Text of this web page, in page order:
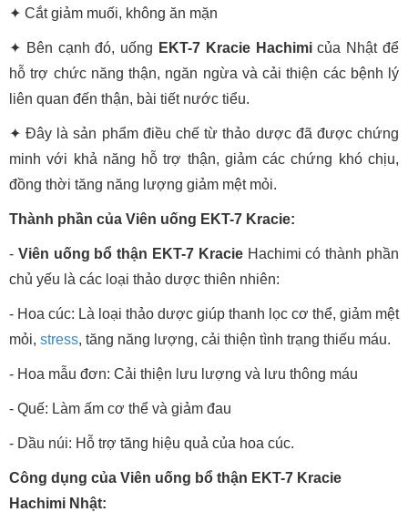
✦ Cắt giảm muối, không ăn mặn
✦ Bên cạnh đó, uống EKT-7 Kracie Hachimicủa Nhật để
hỗ trợ chức năng thận, ngăn ngừa và cải thiện các bệnh lý
liên quan đến thận, bài tiết nước tiểu.
✦ Đây là sản phẩm điều chế từ thảo dược đã được chứng
minh với khả năng hỗ trợ thận, giảm các chứng khó chịu,
đồng thời tăng năng lượng giảm mệt mỏi.
Thành phần của Viên uống EKT-7 Kracie:
- Viên uống bổ thận EKT-7 KracieHachimi có thành phần
chủ yếu là các loại thảo dược thiên nhiên:
- Hoa cúc: Là loại thảo dược giúp thanh lọc cơ thể, giảm mệt
mỏi, stress, tăng năng lượng, cải thiện tình trạng thiếu máu.
- Hoa mẫu đơn: Cải thiện lưu lượng và lưu thông máu
- Quế: Làm ấm cơ thể và giảm đau
- Dầu núi: Hỗ trợ tăng hiệu quả của hoa cúc.
Công dụng của Viên uống bổ thận EKT-7 Kracie
Hachimi Nhật: